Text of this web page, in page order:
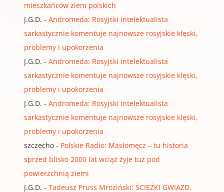
mieszkańców ziem polskich
J.G.D. - Andromeda: Rosyjski intelektualista
sarkastycznie komentuje najnowsze rosyjskie klęski,
problemy i upokorzenia
J.G.D. - Andromeda: Rosyjski intelektualista
sarkastycznie komentuje najnowsze rosyjskie klęski,
problemy i upokorzenia
J.G.D. - Andromeda: Rosyjski intelektualista
sarkastycznie komentuje najnowsze rosyjskie klęski,
problemy i upokorzenia
szczecho- Polskie Radio: Masłomęcz – tu historia
sprzed blisko 2000 lat wciąż żyje tuż pod
powierzchnią ziemi
J.G.D. - Tadeusz Pruss Mroziński: ŚCIEŻKI GWIAZD,